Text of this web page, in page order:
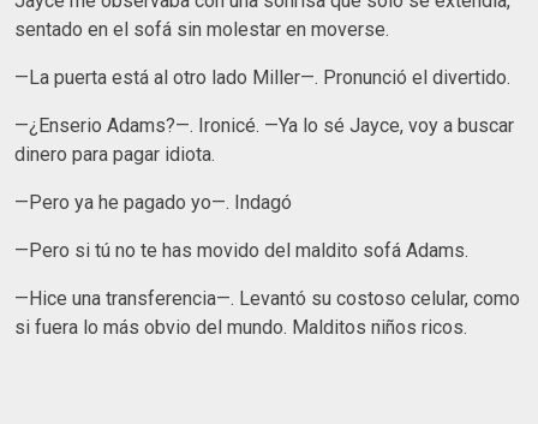
sentado en el sofá sin molestar en moverse.
—La puerta está al otro lado Miller—. Pronunció el divertido.
—¿Enserio Adams?—. Ironicé. —Ya lo sé Jayce, voy a buscar
dinero para pagar idiota.
—Pero ya he pagado yo—. Indagó
—Pero si tú no te has movido del maldito sofá Adams.
—Hice una transferencia—. Levantó su costoso celular, como
si fuera lo más obvio del mundo. Malditos niños ricos.